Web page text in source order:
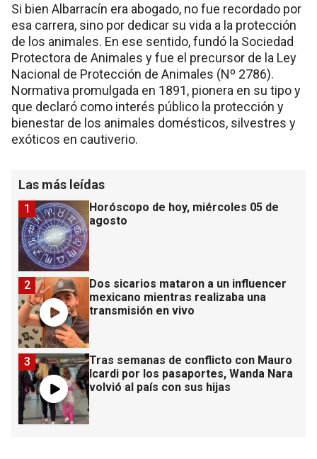
Si bien Albarracín era abogado, no fue recordado por
esa carrera, sino por dedicar su vida a la protección
de los animales. En ese sentido, fundó la Sociedad
Protectora de Animales y fue el precursor de la Ley
Nacional de Protección de Animales (Nº 2786).
Normativa promulgada en 1891, pionera en su tipo y
que declaró como interés público la protección y
bienestar de los animales domésticos, silvestres y
exóticos en cautiverio.
Las más leídas
Horóscopo de hoy, miércoles 05 de
agosto
1
Dos sicarios mataron a un influencer
mexicano mientras realizaba una
transmisión en vivo
2
Tras semanas de conflicto con Mauro
Icardi por los pasaportes, Wanda Nara
volvió al país con sus hijas
3